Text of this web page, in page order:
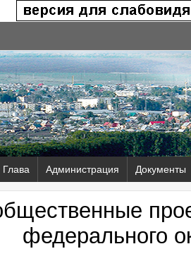
Глава Администрация Документы
федерального